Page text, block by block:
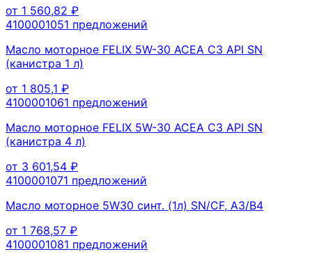
от 1 560,82 ₽
4100001051 предложений
Масло моторное FELIX 5W-30 ACEA C3 API SN
(канистра 1 л)
от 1 805,1 ₽
4100001061 предложений
Масло моторное FELIX 5W-30 ACEA C3 API SN
(канистра 4 л)
от 3 601,54 ₽
4100001071 предложений
Масло моторное 5W30 синт. (1л) SN/CF, A3/B4
от 1 768,57 ₽
4100001081 предложений